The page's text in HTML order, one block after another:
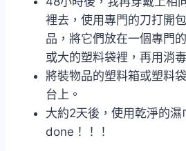
裡去，使用專門的刀打開
品，將它們放在一個專門
或大的塑料袋裡，再用消
將裝物品的塑料箱或塑料
台上。
大約2天後，使用乾淨的濕
done！！！